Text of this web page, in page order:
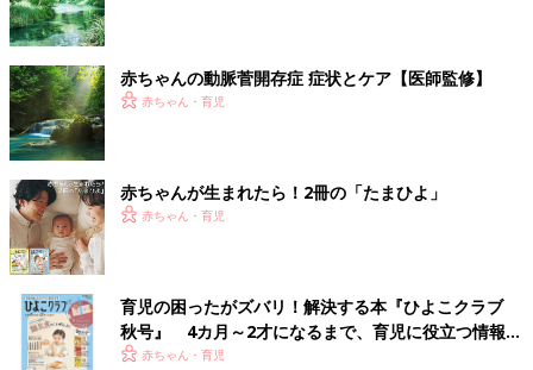
赤ちゃんの動脈菅開存症 症状とケア【医師監修】
赤ちゃん・育児
赤ちゃんが生まれたら！2冊の「たまひよ」
赤ちゃん・育児
育児の困ったがズバリ！解決する本『ひよこクラブ
秋号』 4カ月～2才になるまで、育児に役立つ情報が
いっぱい！
赤ちゃん・育児